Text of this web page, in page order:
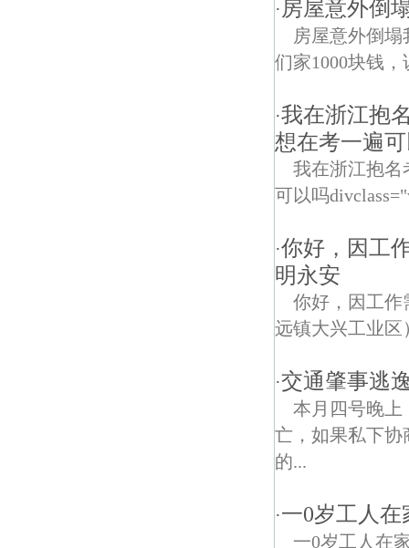
· 房屋意外倒
房屋意外倒
们家1000块钱
·我在浙江抱
想在考一遍
我在浙江抱名
可以吗
·你好，因工
明永安
你好，因工作
远镇大兴工业区
·交通肇事逃
本月四号晚上
亡，如果私下协
的...
·一0岁工人
一0岁工人在